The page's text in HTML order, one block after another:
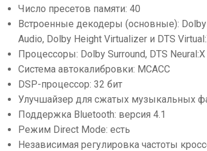
Число пресетов памяти: 40
Встроенные декодеры (основные): Dolby
Audio, Dolby Height Virtualizer и DTS
Процессоры: Dolby Surround, DTS Neural:X
Система автокалибровки: MCACC
DSP-процессор: 32 бит
Улучшайзер для сжатых музыкальных
Поддержка Bluetooth: версия 4.1
Режим Direct Mode: есть
Независимая регулировка частоты